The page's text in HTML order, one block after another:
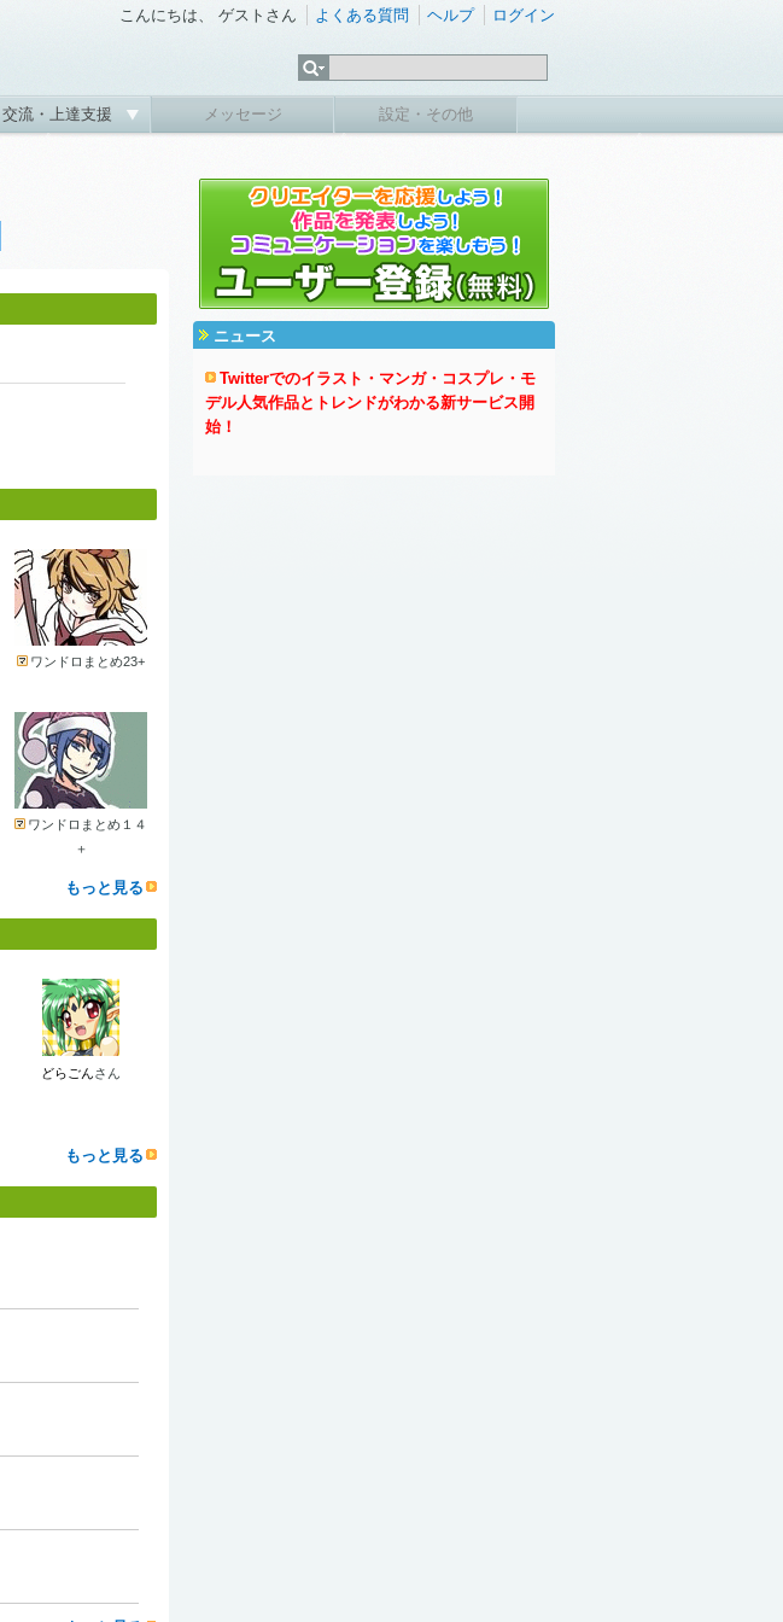
こんにちは、 ゲストさん よくある質問 ヘルプ ログイン
交流・上達支援 メッセージ 設定・その他
ワンドロまとめ23+
ワンドロまとめ１４
＋
もっと見る
どらごんさん
もっと見る
ニュース
Twitterでのイラスト・マンガ・コスプレ・モ
デル人気作品とトレンドがわかる新サービス開
始！